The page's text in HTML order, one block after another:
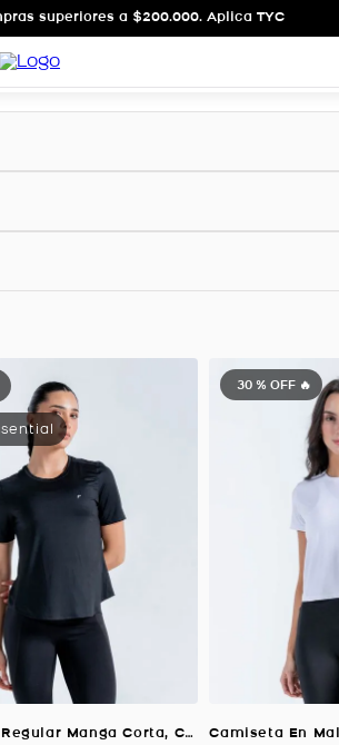
superiores a $200.000. Aplica TYC
Camiseta Regular Manga Corta, Color NEGRO Para Mujer
30 % OFF 🔥